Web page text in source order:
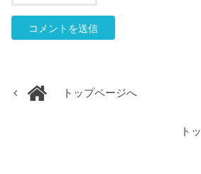
トップページへ
ト